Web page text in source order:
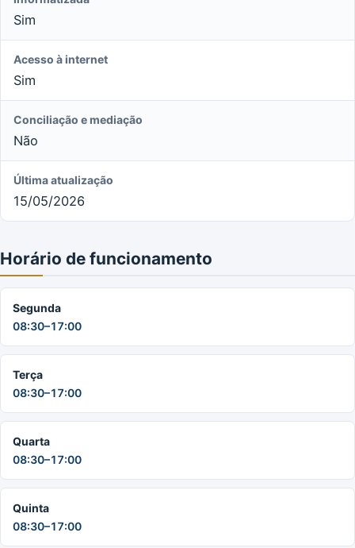
Sim
Acesso à internet
Sim
Conciliação e mediação
Não
Última atualização
15/05/2026
Horário de funcionamento
Segunda
08:30–17:00
Terça
08:30–17:00
Quarta
08:30–17:00
Quinta
08:30–17:00